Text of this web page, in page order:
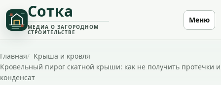
Сотка
МЕДИА О ЗАГОРОДНОМ
СТРОИТЕЛЬСТВЕ
Меню
Главная
Крыша и кровля
Кровельный пирог скатной крыши: как не получить протечки и
конденсат